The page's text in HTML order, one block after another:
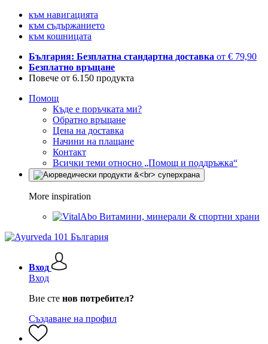
към навигацията
към съдържанието
към кошницата
България: Безплатна стандартна доставка от € 79,90
Безплатно връщане
Повече от 6.150 продукта
Помощ
Къде е поръчката ми?
Обратно връщане
Цена на доставка
Начини на плащане
Контакт
Всички теми относно „Помощ и поддръжка“
More inspiration
Витамини, минерали & спортни храни
Вход
Вход
Вие сте нов потребител?
Създаване на профил